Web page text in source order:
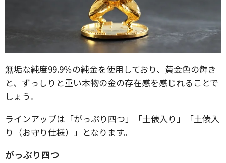
無垢な純度99.9％の純金を使用しており、黄金色の輝き
と、ずっしりと重い本物の金の存在感を感じれることで
しょう。
ラインアップは「がっぷり四つ」「土俵入り」「土俵入
り（お守り仕様）」となります。
がっぷり四つ